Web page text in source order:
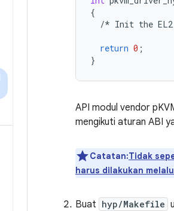
{
/* Init the EL2
return 0 ;
}
API modul vendor
mengikuti aturan ABI
Catatan:Tidak
harus dilakukan
Buat hyp/Makefile